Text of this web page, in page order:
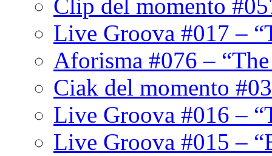
Clip del momento
Live Groova #017 –
Aforisma #076 –
Ciak del momento
Live Groova #016 –
Live Groova #015 –